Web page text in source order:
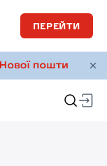
ПЕРЕЙТИ